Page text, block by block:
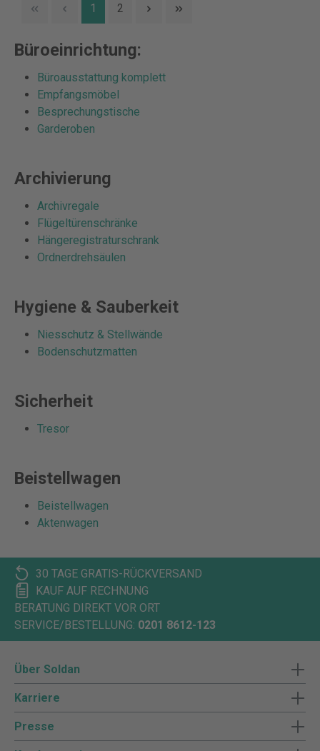
1 2
Büroeinrichtung:
Büroausstattung komplett
Empfangsmöbel
Besprechungstische
Garderoben
Archivierung
Archivregale
Flügeltürenschränke
Hängeregistraturschrank
Ordnerdrehsäulen
Hygiene & Sauberkeit
Niesschutz & Stellwände
Bodenschutzmatten
Sicherheit
Tresor
Beistellwagen
Beistellwagen
Aktenwagen
30 TAGE GRATIS-RÜCKVERSAND
KAUF AUF RECHNUNG
BERATUNG DIREKT VOR ORT
SERVICE/BESTELLUNG: 0201 8612-123
Über Soldan
Karriere
Presse